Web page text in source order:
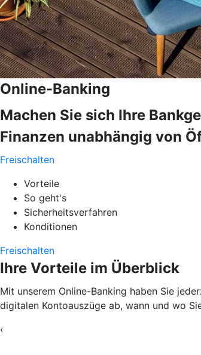
Online-Banking
Machen Sie sich Ihre
Finanzen unabhängig von
Freischalten
Vorteile
So geht's
Sicherheitsverfahren
Konditionen
Freischalten
Ihre Vorteile im Überblick
Mit unserem Online-Banking haben Sie
digitalen Kontoauszüge ab, wann und wo
‹